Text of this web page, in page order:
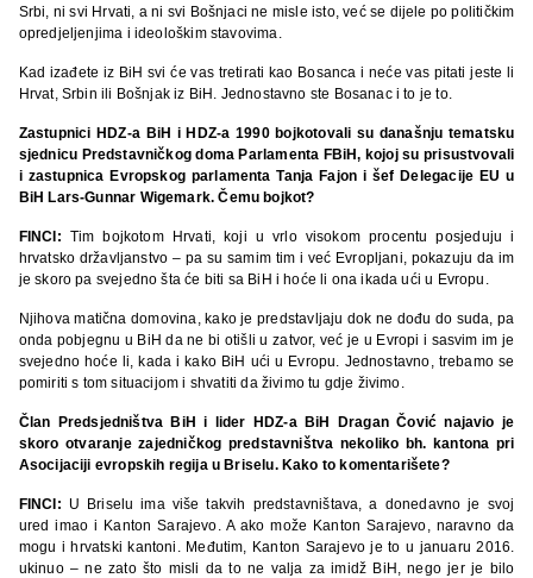
Srbi, ni svi Hrvati, a ni svi Bošnjaci ne misle isto, već se dijele po političkim
opredjeljenjima i ideološkim stavovima.
Kad izađete iz BiH svi će vas tretirati kao Bosanca i neće vas pitati jeste li
Hrvat, Srbin ili Bošnjak iz BiH. Jednostavno ste Bosanac i to je to.
Zastupnici HDZ-a BiH i HDZ-a 1990 bojkotovali su današnju tematsku
sjednicu Predstavničkog doma Parlamenta FBiH, kojoj su prisustvovali
i zastupnica Evropskog parlamenta Tanja Fajon i šef Delegacije EU u
BiH Lars-Gunnar Wigemark. Čemu bojkot?
FINCI: Tim bojkotom Hrvati, koji u vrlo visokom procentu posjeduju i
hrvatsko državljanstvo – pa su samim tim i već Evropljani, pokazuju da im
je skoro pa svejedno šta će biti sa BiH i hoće li ona ikada ući u Evropu.
Njihova matična domovina, kako je predstavljaju dok ne dođu do suda, pa
onda pobjegnu u BiH da ne bi otišli u zatvor, već je u Evropi i sasvim im je
svejedno hoće li, kada i kako BiH ući u Evropu. Jednostavno, trebamo se
pomiriti s tom situacijom i shvatiti da živimo tu gdje živimo.
Član Predsjedništva BiH i lider HDZ-a BiH Dragan Čović najavio je
skoro otvaranje zajedničkog predstavništva nekoliko bh. kantona pri
Asocijaciji evropskih regija u Briselu. Kako to komentarišete?
FINCI: U Briselu ima više takvih predstavništava, a donedavno je svoj
ured imao i Kanton Sarajevo. A ako može Kanton Sarajevo, naravno da
mogu i hrvatski kantoni. Međutim, Kanton Sarajevo je to u januaru 2016.
ukinuo – ne zato što misli da to ne valja za imidž BiH, nego jer je bilo